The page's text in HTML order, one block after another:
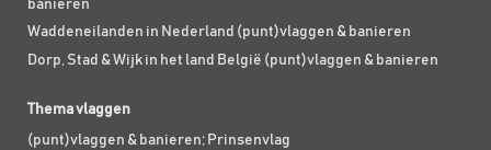
banieren
Waddeneilanden in Nederland (punt)vlaggen & banieren
Dorp, Stad & Wijk in het land België (punt)vlaggen & banieren
Thema vlaggen
(punt)vlaggen & banieren; Prinsenvlag